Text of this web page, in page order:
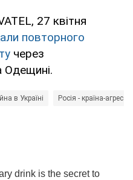
27 квітня
повторного
через
Одещині.
в Україні Росія - країна-агресор